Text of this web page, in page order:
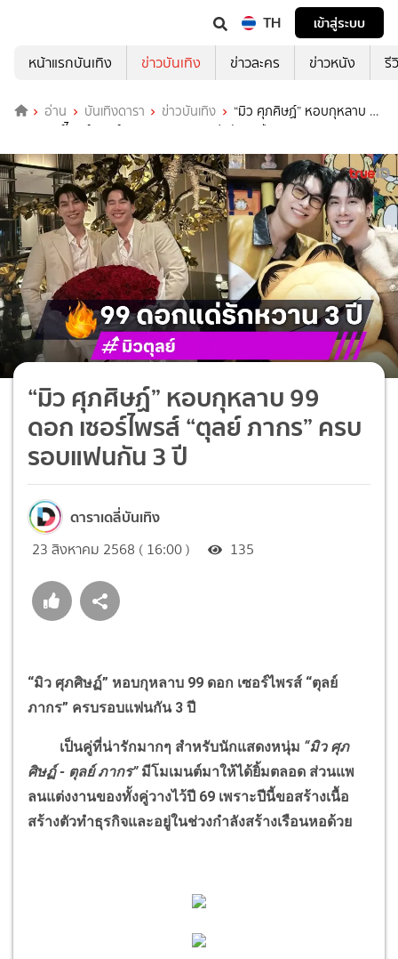
TH
เข้าสู่ระบบ
หน้าแรกบันเทิง
ข่าวบันเทิง ข่าวละคร ข่าวหนัง รี
อ่าน บันเทิงดารา ข่าวบันเทิง
“มิว ศุภศิษฏ์” หอบกุหลาบ 99
ดอก เซอร์ไพรส์ “ตุลย์ ภากร” ครบรอบแฟนกัน 3 ปี
“มิว ศุภศิษฏ์” หอบกุหลาบ 99
ดอก เซอร์ไพรส์ “ตุลย์ ภากร” ครบ
รอบแฟนกัน 3 ปี
ดาราเดลี่บันเทิง
23 สิงหาคม 2568 ( 16:00 ) 135
“มิว ศุภศิษฏ์” หอบกุหลาบ 99 ดอก เซอร์ไพรส์ “ตุลย์
ภากร” ครบรอบแฟนกัน 3 ปี
เป็นคู่ที่น่ารักมากๆ สำหรับนักแสดงหนุ่ม “มิว ศุภ
ศิษฏ์ - ตุลย์ ภากร” มีโมเมนต์มาให้ได้ยิ้มตลอด ส่วนแพ
ลนแต่งงานของทั้งคู่วางไว้ปี 69 เพราะปีนี้ขอสร้างเนื้อ
สร้างตัวทำธุรกิจและอยู่ในช่วงกำลังสร้างเรือนหอด้วย